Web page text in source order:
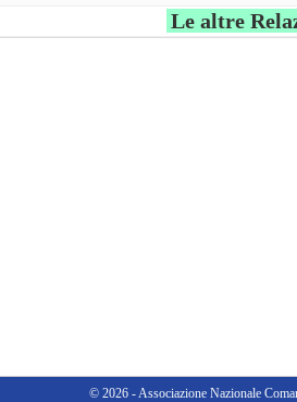
Le altre
© 2026 - Associazione Nazionale